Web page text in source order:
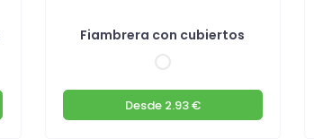
Fiambrera con cubiertos
Desde2.93 €